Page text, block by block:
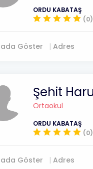
ORDU KABATAŞ
(0)
Göster Adres
Şehit
Ortaokul
ORDU KABATAŞ
(0)
Göster Adres